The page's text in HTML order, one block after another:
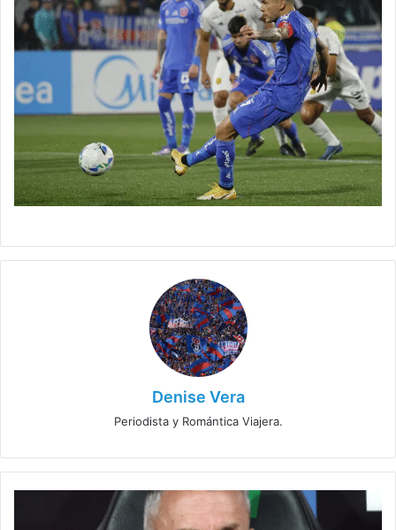
Denise Vera
Periodista y Romántica Viajera.